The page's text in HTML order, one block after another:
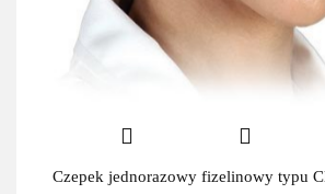
Czepek jednorazowy fizelinowy typu